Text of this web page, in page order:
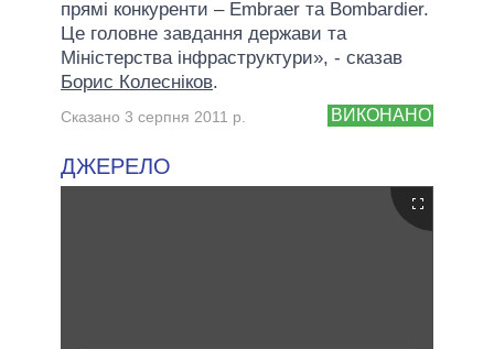
прямі конкуренти – Embraer та Bombardier.
Це головне завдання держави та
Міністерства інфраструктури», - сказав
Борис Колесніков.
ВИКОНАНО
Сказано 3 серпня 2011 р.
ДЖЕРЕЛО